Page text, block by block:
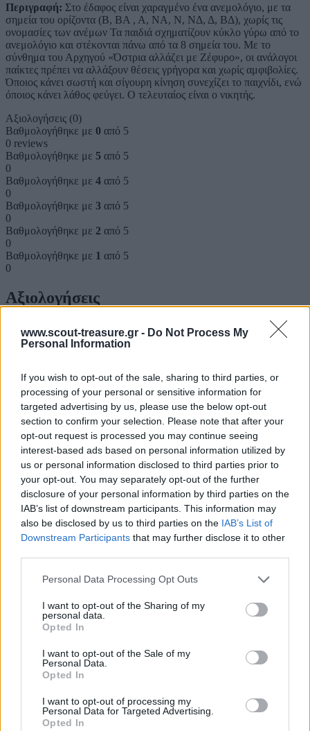
www.scout-treasure.gr - Do Not Process My
Personal Information
If you wish to opt-out of the sale, sharing to third parties, or
processing of your personal or sensitive information for
targeted advertising by us, please use the below opt-out
section to confirm your selection. Please note that after your
opt-out request is processed you may continue seeing
interest-based ads based on personal information utilized by
us or personal information disclosed to third parties prior to
your opt-out. You may separately opt-out of the further
disclosure of your personal information by third parties on the
IAB’s list of downstream participants. This information may
also be disclosed by us to third parties on the IAB’s List of
Downstream Participants that may further disclose it to other
Please note that this website/app uses one or more Google
not limited to your visit or usage behaviour. You may click to
grant or deny consent to Google and its third-party tags to
use your data for below specified purposes in below Google
consent section.
Personal Data Processing Opt Outs
I want to opt-out of the Sharing of my
personal data.
Opted In
I want to opt-out of the Sale of my
Personal Data.
Opted In
I want to opt-out of processing my
Personal Data for Targeted Advertising.
Opted In
Περιγραφή: Στο έδαφος είναι χαραγμένο ένα ανεμολόγιο, με τα
σημεία του ορίζοντα (Β, ΒΑ , Α, ΝΑ, Ν, ΝΔ, Δ, ΒΔ), χωρίς τις
ονομασίες των ανέμων Τα παιδιά σχηματίζουν κύκλο γύρω από το
ανεμολόγιο και στέκονται πάνω από τα 8 σημεία του. Με το
σύνθημα του Αρχηγού «Όστρια αλλάζει με Ζέφυρο», οι ανάλογοι
παίκτες πρέπει να αλλάξουν θέσεις γρήγορα και χωρίς αμφιβολίες.
Όποιος κάνει σωστή και σίγουρη κίνηση συνεχίζει το παιχνίδι, ενώ
όποιος κάνει λάθος φεύγει. Ο τελευταίος είναι ο νικητής.
Αξιολογήσεις (0)
Βαθμολογήθηκε με 0 από 5
0 reviews
Βαθμολογήθηκε με 5 από 5
0
Βαθμολογήθηκε με 4 από 5
0
Βαθμολογήθηκε με 3 από 5
0
Βαθμολογήθηκε με 2 από 5
0
Βαθμολογήθηκε με 1 από 5
0
Αξιολογήσεις
Κάνετε την πρώτη αξιολόγηση για το προϊόν: “ΑΛΛΑΓΕΣ ΣΤΟ
ΑΝΕΜΟΛΟΓΙΟ”
Η ηλ. διεύθυνση σας δεν δημοσιεύεται. Τα υποχρεωτικά πεδία
σημειώνονται με*
Η βαθμολογία σας *
Η αξιολόγησή σας*
Αποθήκευσε το όνομά μου, email, και τον ιστότοπο μου σε
αυτόν τον πλοηγό για την επόμενη φορά που θα σχολιάσω.
ΠΙΣΩ ΣΕ Προσκοπικά παιχνίδια